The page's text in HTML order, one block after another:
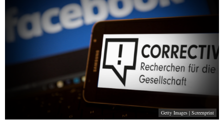
Getty Images | Screenprint